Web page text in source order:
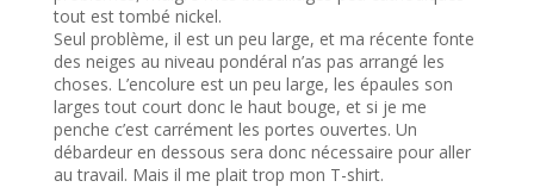
tout est tombé nickel.
Seul problème, il est un peu large, et ma récente fonte
des neiges au niveau pondéral n’as pas arrangé les
choses. L’encolure est un peu large, les épaules son
larges tout court donc le haut bouge, et si je me
penche c’est carrément les portes ouvertes. Un
débardeur en dessous sera donc nécessaire pour aller
au travail. Mais il me plait trop mon T-shirt.